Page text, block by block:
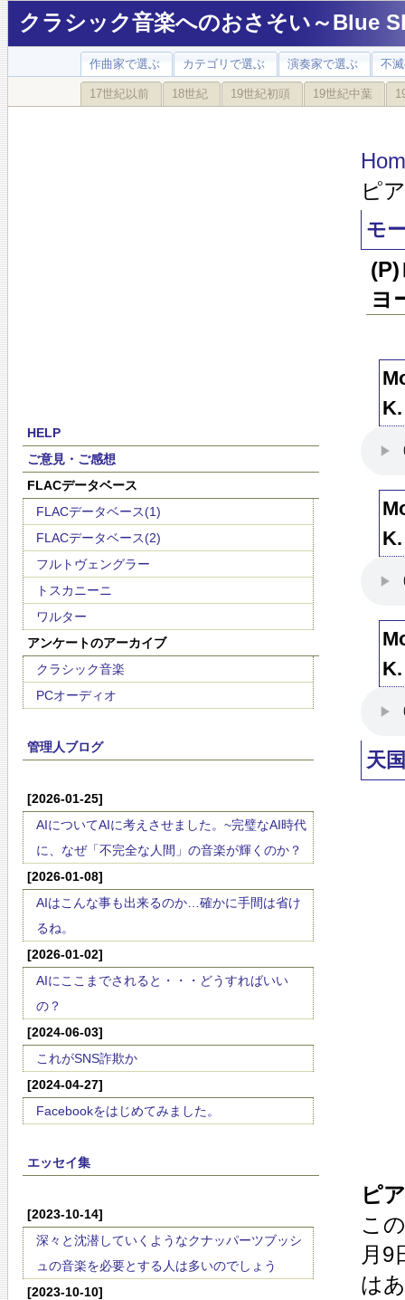
クラシック音楽へのおさそい～Blue
作曲家で選ぶ カテゴリで選ぶ 演奏家で選ぶ 不
17世紀以前 18世紀 19世紀初頭 19世紀中葉
HELP
ご意見・ご感想
FLACデータベース
FLACデータベース(1)
FLACデータベース(2)
フルトヴェングラー
トスカニーニ
ワルター
アンケートのアーカイブ
クラシック音楽
PCオーディオ
管理人ブログ
[2026-01-25]
AIについてAIに考えさせました。~完璧なAI時代
に、なぜ「不完全な人間」の音楽が輝くのか？
[2026-01-08]
AIはこんな事も出来るのか…確かに手間は省け
るね。
[2026-01-02]
AIにここまでされると・・・どうすればいい
の？
[2024-06-03]
これがSNS詐欺か
[2024-04-27]
Facebookをはじめてみました。
エッセイ集
[2023-10-14]
深々と沈潜していくようなクナッパーツブッシ
ュの音楽を必要とする人は多いのでしょう
[2023-10-10]
ピ
モ
ヨ
天
ピ
こ
月9
は